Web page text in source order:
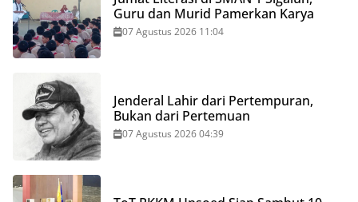
Guru dan Murid Pamerkan Karya
07 Agustus 2026 11:04
Jenderal Lahir dari Pertempuran,
Bukan dari Pertemuan
07 Agustus 2026 04:39